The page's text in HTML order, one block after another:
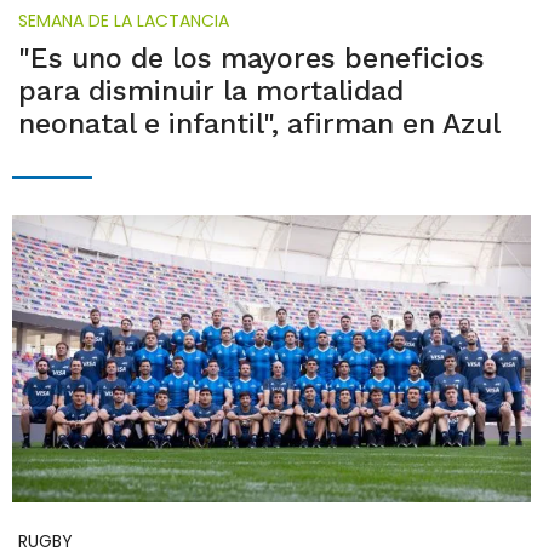
SEMANA DE LA LACTANCIA
"Es uno de los mayores beneficios
para disminuir la mortalidad
neonatal e infantil", afirman en Azul
RUGBY